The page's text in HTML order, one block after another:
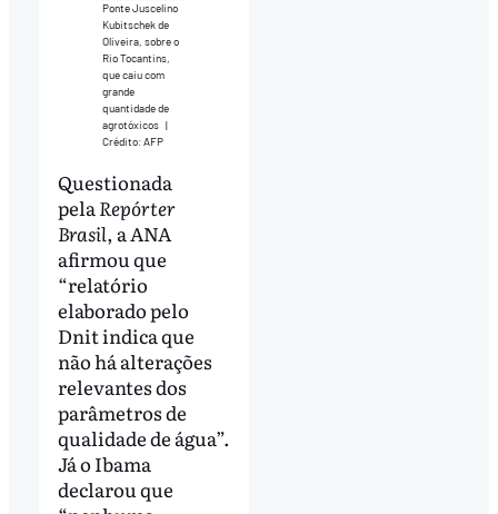
Ponte Juscelino
Kubitschek de
Oliveira, sobre o
Rio Tocantins,
que caiu com
grande
quantidade de
agrotóxicos |
Crédito: AFP
Questionada
pelaRepórter
Brasil, a ANA
afirmou que
“relatório
elaborado pelo
Dnit indica que
não há alterações
relevantes dos
parâmetros de
qualidade de água”.
Já o Ibama
declarou que